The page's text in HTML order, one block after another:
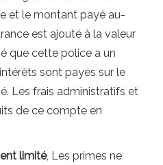
et le montant payé au-
est ajouté à la valeur
que cette police a un
sont payés sur le
Les frais administratifs et
de ce compte en
limité, Les primes ne